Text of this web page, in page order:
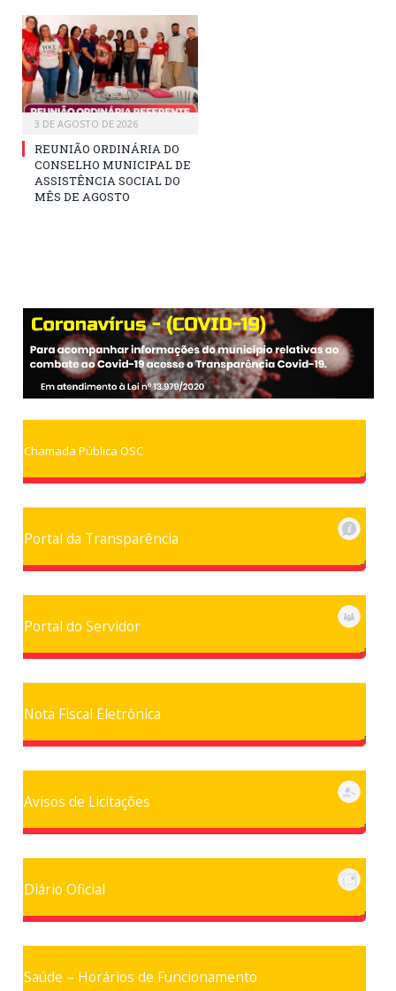
3 DE AGOSTO DE 2026
REUNIÃO ORDINÁRIA DO
CONSELHO MUNICIPAL DE
ASSISTÊNCIA SOCIAL DO
MÊS DE AGOSTO
Chamada Pública OSC
Portal da Transparência
Portal do Servidor
Nota Fiscal Eletrônica
Avisos de Licitações
Diário Oficial
Saúde – Horários de Funcionamento